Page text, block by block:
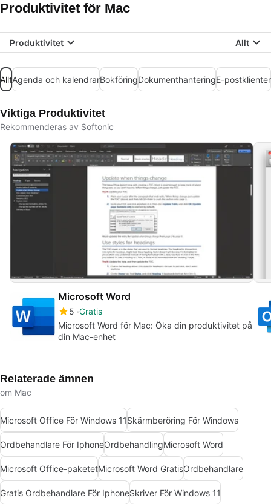
Produktivitet för Mac
Produktivitet Allt
AlltAgenda och kalendrarBokföringDokumenthanteringE-postklienter
Viktiga Produktivitet
Rekommenderas av Softonic
Microsoft Word
5 Gratis
Microsoft Word för Mac: Öka din produktivitet på
din Mac-enhet
Relaterade ämnen
om Mac
Microsoft Office För Windows 11Skärmberöring För Windows
Ordbehandlare För IphoneOrdbehandlingMicrosoft Word
Microsoft Office-paketetMicrosoft Word GratisOrdbehandlare
Gratis Ordbehandlare För IphoneSkriver För Windows 11